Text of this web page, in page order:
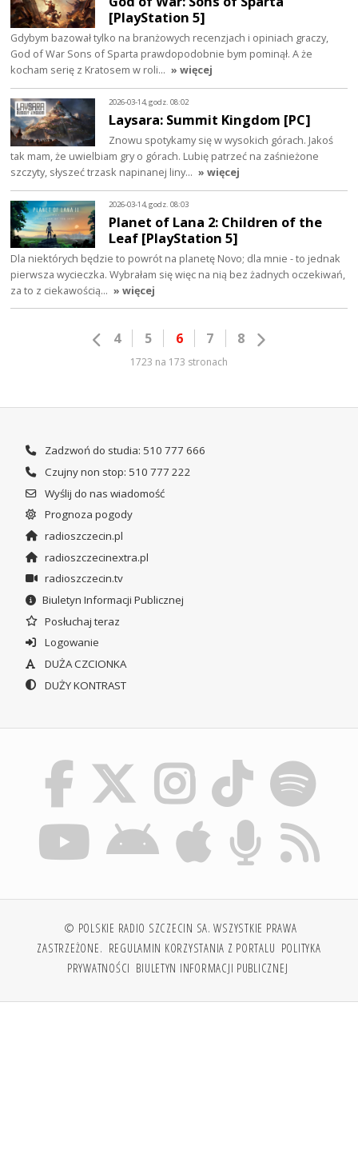
[PlayStation 5]
Gdybym bazował tylko na branżowych recenzjach i opiniach graczy,
God of War Sons of Sparta prawdopodobnie bym pominął. A że
kocham serię z Kratosem w roli… » więcej
2026-03-14, godz. 08:02
Laysara: Summit Kingdom [PC]
Znowu spotykamy się w wysokich górach. Jakoś
tak mam, że uwielbiam gry o górach. Lubię patrzeć na zaśnieżone
szczyty, słyszeć trzask napinanej liny… » więcej
2026-03-14, godz. 08:03
Planet of Lana 2: Children of the
Leaf [PlayStation 5]
Dla niektórych będzie to powrót na planetę Novo; dla mnie - to jednak
pierwsza wycieczka. Wybrałam się więc na nią bez żadnych oczekiwań,
za to z ciekawością… » więcej
4 5 6 7 8
1723 na 173 stronach
Zadzwoń do studia: 510 777 666
Czujny non stop: 510 777 222
Wyślij do nas wiadomość
Prognoza pogody
radioszczecin.pl
radioszczecinextra.pl
radioszczecin.tv
Biuletyn Informacji Publicznej
Posłuchaj teraz
Logowanie
DUŻA CZCIONKA
DUŻY KONTRAST
© POLSKIE RADIO SZCZECIN SA. WSZYSTKIE PRAWA
ZASTRZEŻONE. REGULAMIN KORZYSTANIA Z PORTALU POLITYKA
PRYWATNOŚCI BIULETYN INFORMACJI PUBLICZNEJ